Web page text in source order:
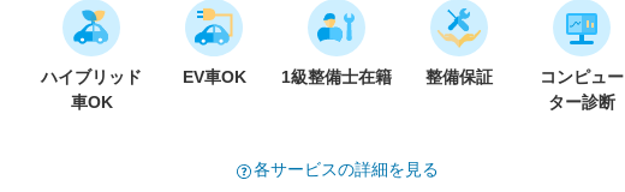
ハイブリッド
車OK
EV車OK 1級整備士在籍 整備保証
コンピュー
ター診断
各サービスの詳細を見る